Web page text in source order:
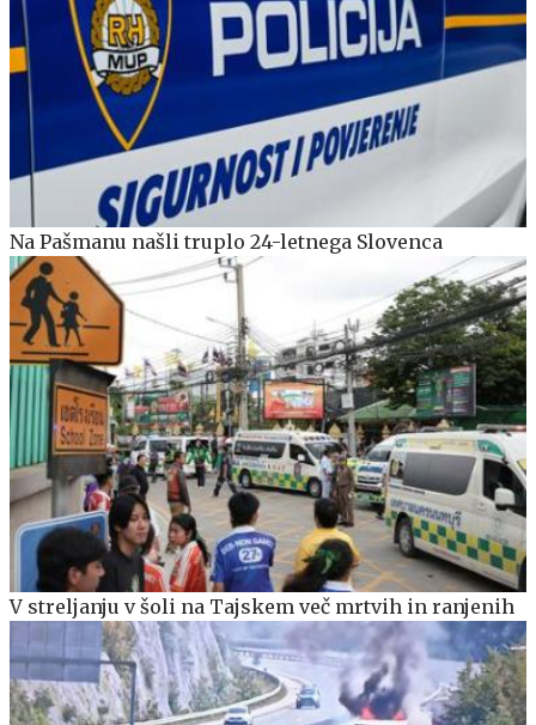
Na Pašmanu našli truplo 24-letnega Slovenca
V streljanju v šoli na Tajskem več mrtvih in ranjenih